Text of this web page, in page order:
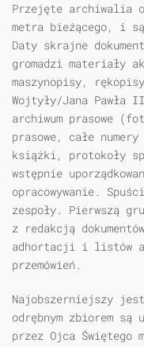
Przejęte archiwalia
metra bieżącego, i
Daty skrajne
gromadzi materiały
maszynopisy,
Wojtyły/Jana
archiwum prasowe
prasowe, całe
książki, protokoły
wstępnie
opracowywanie.
zespoły. Pierwszą
z redakcją
adhortacji i listów
przemówień.
Najobszerniejszy
odrębnym zbiorem
przez Ojca Świętego